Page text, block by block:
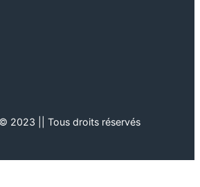
2023 || Tous droits réservés